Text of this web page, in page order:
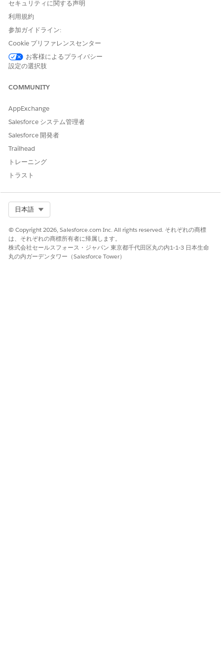
クして、この会話に関連付けられたサービス予定を表示しま
す。
メモサイドバーを使用している場合、会話がエスカレーション
信作業通知の設定
次の画像は、オムニチャネルコンポーネントの新規作業 (1)、選択
した一時停止中の作業 (2)、更新通知のある作業 (3) を示していま
す。
セキュリティに関する声明
利用規約
参加ガイドライン:
Cookie プリファレンスセンター
お客様によるプライバシー
設定の選択肢
COMMUNITY
AppExchange
Salesforce システム管理者
Salesforce 開発者
Trailhead
トレーニング
トラスト
日本語
© Copyright 2026, Salesforce.com Inc. All rights reserved. それぞれの商標
は、それぞれの商標所有者に帰属します。
株式会社セールスフォース・ジャパン 東京都千代田区丸の内1-1-3 日本生命
丸の内ガーデンタワー（Salesforce Tower）